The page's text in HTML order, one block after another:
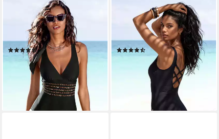
Badeanzug Adele mit
Shaping-Effekt und trendigen
Kreuzträgern
(415)
ab 69,99 €
lieferbar - in 1-2 Werktagen bei dir
Badeanzug mit gekreuzten
Bändern im Rücken und
Shaping-Effekt
(310)
lieferbar - in 1-2 Werktagen bei dir